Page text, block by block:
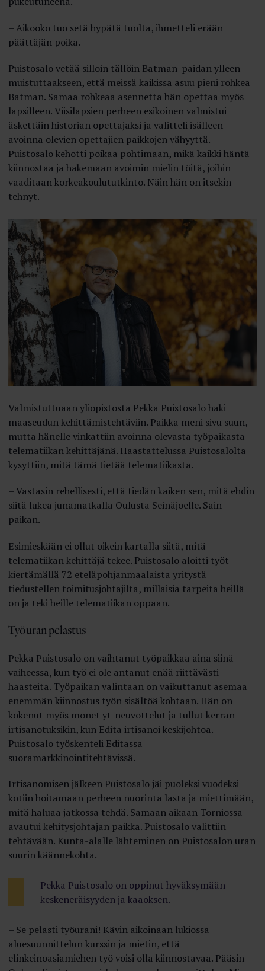
– Aikooko tuo setä hypätä tuolta, ihmetteli erään
päättäjän poika.
Puistosalo vetää silloin tällöin Batman-paidan ylleen
muistuttaakseen, että meissä kaikissa asuu pieni rohkea
Batman. Samaa rohkeaa asennetta hän opettaa myös
lapsilleen. Viisilapsien perheen esikoinen valmistui
äskettäin historian opettajaksi ja valitteli isälleen
avoinna olevien opettajien paikkojen vähyyttä.
Puistosalo kehotti poikaa pohtimaan, mikä kaikki häntä
kiinnostaa ja hakemaan avoimin mielin töitä, joihin
vaaditaan korkeakoulututkinto. Näin hän on itsekin
tehnyt.
Valmistuttuaan yliopistosta Pekka Puistosalo haki
maaseudun kehittämistehtäviin. Paikka meni sivu suun,
mutta hänelle vinkattiin avoinna olevasta työpaikasta
telematiikan kehittäjänä. Haastattelussa Puistosalolta
kysyttiin, mitä tämä tietää telematiikasta.
– Vastasin rehellisesti, että tiedän kaiken sen, mitä ehdin
siitä lukea junamatkalla Oulusta Seinäjoelle. Sain
paikan.
Esimieskään ei ollut oikein kartalla siitä, mitä
telematiikan kehittäjä tekee. Puistosalo aloitti työt
kiertämällä 72 eteläpohjanmaalaista yritystä
tiedustellen toimitusjohtajilta, millaisia tarpeita heillä
on ja teki heille telematiikan oppaan.
Työuran pelastus
Pekka Puistosalo on vaihtanut työpaikkaa aina siinä
vaiheessa, kun työ ei ole antanut enää riittävästi
haasteita. Työpaikan valintaan on vaikuttanut asemaa
enemmän kiinnostus työn sisältöä kohtaan. Hän on
kokenut myös monet yt-neuvottelut ja tullut kerran
irtisanotuksikin, kun Edita irtisanoi keskijohtoa.
Puistosalo työskenteli Editassa
suoramarkkinointitehtävissä.
Irtisanomisen jälkeen Puistosalo jäi puoleksi vuodeksi
kotiin hoitamaan perheen nuorinta lasta ja miettimään,
mitä haluaa jatkossa tehdä. Samaan aikaan Torniossa
avautui kehitysjohtajan paikka. Puistosalo valittiin
tehtävään. Kunta-alalle lähteminen on Puistosalon uran
suurin käännekohta.
Pekka Puistosalo on oppinut hyväksymään
keskeneräisyyden ja kaaoksen.
– Se pelasti työurani! Kävin aikoinaan lukiossa
aluesuunnittelun kurssin ja mietin, että
elinkeinoasiamiehen työ voisi olla kiinnostavaa. Pääsin